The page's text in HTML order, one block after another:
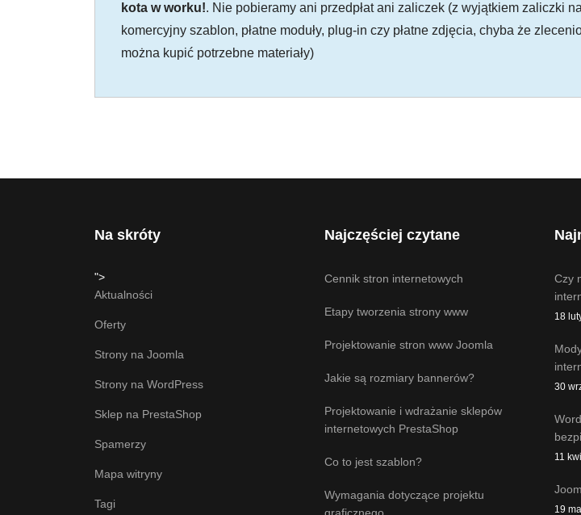
kota w worku!. Nie pobieramy ani przedpłat ani zaliczek (z wyjątkiem zaliczki
komercyjny szablon, płatne moduły, plug-in czy płatne zdjęcia, chyba że
można kupić potrzebne materiały)
Na skróty
">
Aktualności
Oferty
Strony na Joomla
Strony na WordPress
Sklep na PrestaShop
Spamerzy
Mapa witryny
Tagi
Najczęściej czytane
Cennik stron internetowych
Etapy tworzenia strony www
Projektowanie stron www Joomla
Jakie są rozmiary bannerów?
Projektowanie i wdrażanie sklepów
internetowych PrestaShop
Co to jest szablon?
Wymagania dotyczące projektu
Czy
18
30
11
19